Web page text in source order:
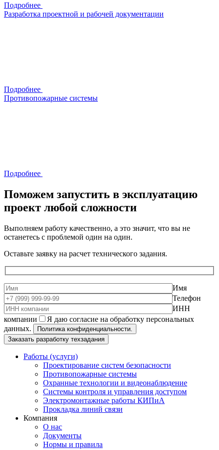
Подробнее
Разработка проектной и рабочей документации
Подробнее
Противопожарные системы
Подробнее
Поможем запустить в эксплуатацию
проект любой сложности
Выполняем работу качественно, а это значит, что вы не
останетесь с проблемой один на один.
Оставьте заявку на расчет технического задания.
Имя
Телефон
ИНН
компании
Я даю согласие на обработку персональных
данных.
Политика конфиденциальности.
Работы (услуги)
Проектирование систем безопасности
Противопожарные системы
Охранные технологии и видеонаблюдение
Системы контроля и управления доступом
Электромонтажные работы КИПиА
Прокладка линий связи
Компания
О нас
Документы
Нормы и правила